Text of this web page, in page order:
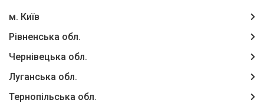
м. Київ
Рівненська обл.
Чернівецька обл.
Луганська обл.
Тернопільська обл.